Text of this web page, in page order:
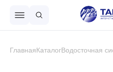
ГлавнаяКаталогВодосточная